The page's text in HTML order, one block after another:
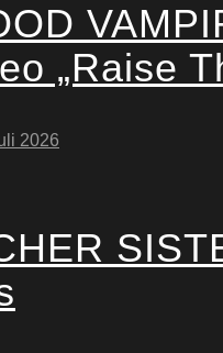
„Raise
2026